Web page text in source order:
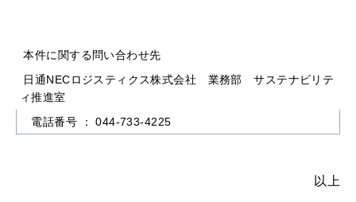
本件に関する問い合わせ先
日通NECロジスティクス株式会社 業務部 サステナビリテ
ィ推進室
電話番号 ： 044-733-4225
以上